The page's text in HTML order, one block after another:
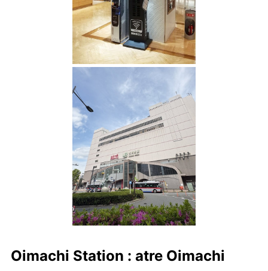
문의 (English)
Oimachi Station : atre Oimachi